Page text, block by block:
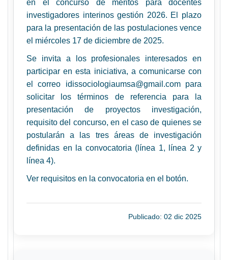
en el concurso de méritos para docentes
investigadores interinos gestión 2026. El plazo
para la presentación de las postulaciones vence
el miércoles 17 de diciembre de 2025.
Se invita a los profesionales interesados en
participar en esta iniciativa, a comunicarse con
el correo idissociologiaumsa@gmail.compara
solicitar los términos de referencia para la
presentación de proyectos investigación,
requisito del concurso, en el caso de quienes se
postularán a las tres áreas de investigación
definidas en la convocatoria (línea 1, línea 2 y
línea 4).
Ver requisitos en la convocatoria en el botón.
Publicado: 02 dic 2025